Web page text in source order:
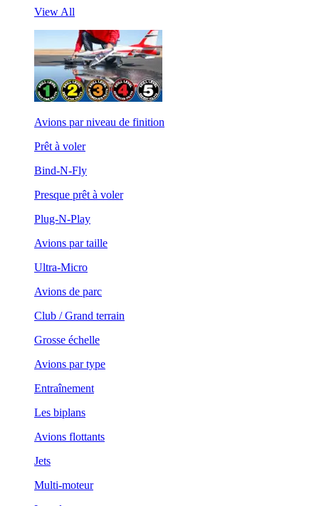
View All
Avions par niveau de finition
Prêt à voler
Bind-N-Fly
Presque prêt à voler
Plug-N-Play
Avions par taille
Ultra-Micro
Avions de parc
Club / Grand terrain
Grosse échelle
Avions par type
Entraînement
Les biplans
Avions flottants
Jets
Multi-moteur